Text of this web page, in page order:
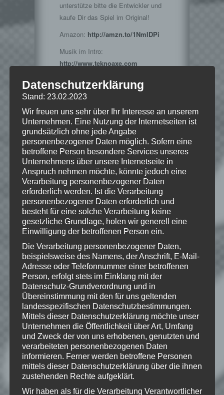
unterstütze bitte die Entwickler und
kaufe Dir das Spiel im Original!
Amazon: http://amzn.to/1NmIDPi
Musik im Intro:
http://www.teknoaxe.com
© 2015 Bethesda Softworks LLC, ein
ZeniMax-Media-Unternehmen. Bethesda,
Bethesda Softworks, Bethesda Game
Studios, ZeniMax und die dazugehörigen
Logos sind Marken oder eingetragene
Marken von ZeniMax Media Inc. in den
USA und/oder anderen Ländern. Alle
übrigen Marken und Handelsnamen sind
Eigentum ihrer jeweiligen Rechteinhaber.
Alle Rechte vorbehalten.
Wie gefällt dir dieser Beitrag?
Klicke hier und lasse
eine Bewertung da!
Schreibe einen Kommentar
Deine E-Mail-Adresse wird nicht
veröffentlicht. Erforderliche Felder
sind mit*markiert
Kommentar*
Datenschutzerklärung
Stand: 23.02.2023
Wir freuen uns sehr über Ihr Interesse an unserem
Unternehmen. Eine Nutzung der Internetseiten ist
grundsätzlich ohne jede Angabe
personenbezogener Daten möglich. Sofern eine
betroffene Person besondere Services unseres
Unternehmens über unsere Internetseite in
Anspruch nehmen möchte, könnte jedoch eine
Verarbeitung personenbezogener Daten
erforderlich werden. Ist die Verarbeitung
personenbezogener Daten erforderlich und
besteht für eine solche Verarbeitung keine
gesetzliche Grundlage, holen wir generell eine
Einwilligung der betroffenen Person ein.
Die Verarbeitung personenbezogener Daten,
beispielsweise des Namens, der Anschrift, E-Mail-
Adresse oder Telefonnummer einer betroffenen
Person, erfolgt stets im Einklang mit der
Datenschutz-Grundverordnung und in
Übereinstimmung mit den für uns geltenden
landesspezifischen Datenschutzbestimmungen.
Mittels dieser Datenschutzerklärung möchte unser
Unternehmen die Öffentlichkeit über Art, Umfang
und Zweck der von uns erhobenen, genutzten und
verarbeiteten personenbezogenen Daten
informieren. Ferner werden betroffene Personen
mittels dieser Datenschutzerklärung über die ihnen
zustehenden Rechte aufgeklärt.
Wir haben als für die Verarbeitung Verantwortlicher